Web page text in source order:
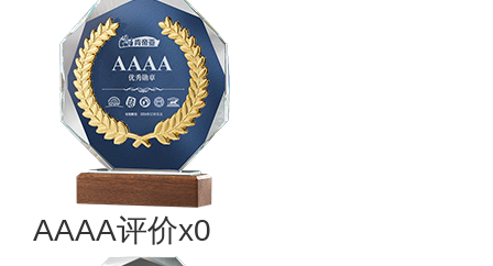
AAAA评价x0